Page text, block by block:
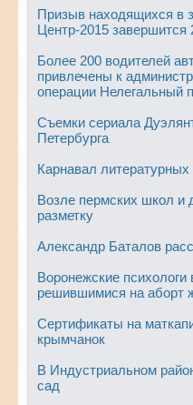
Призыв находящихся в
Центр-2015 завершится
Более 200 водителей
привлечены к
операции Нелегальный
Съемки сериала
Петербурга
Карнавал
Возле пермских школ и
разметку
Александр Баталов
Воронежские
решившимися на аборт
Сертификаты на
крымчанок
В Индустриальном
сад